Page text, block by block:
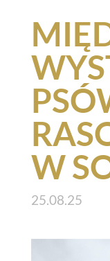
W
25.08.25